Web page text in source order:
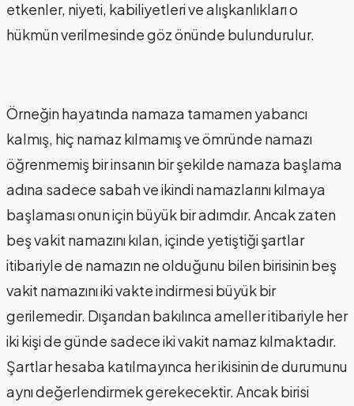
etkenler, niyeti, kabiliyetleri ve alışkanlıkları o
hükmün verilmesinde göz önünde bulundurulur.
Örneğin hayatında namaza tamamen yabancı
kalmış, hiç namaz kılmamış ve ömründe namazı
öğrenmemiş bir insanın bir şekilde namaza başlama
adına sadece sabah ve ikindi namazlarını kılmaya
başlaması onun için büyük bir adımdır. Ancak zaten
beş vakit namazını kılan, içinde yetiştiği şartlar
itibariyle de namazın ne olduğunu bilen birisinin beş
vakit namazını iki vakte indirmesi büyük bir
gerilemedir. Dışarıdan bakılınca ameller itibariyle her
iki kişi de günde sadece iki vakit namaz kılmaktadır.
Şartlar hesaba katılmayınca her ikisinin de durumunu
aynı değerlendirmek gerekecektir. Ancak birisi